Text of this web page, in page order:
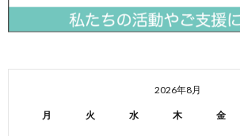
2026年8月
月 火 水 木 金